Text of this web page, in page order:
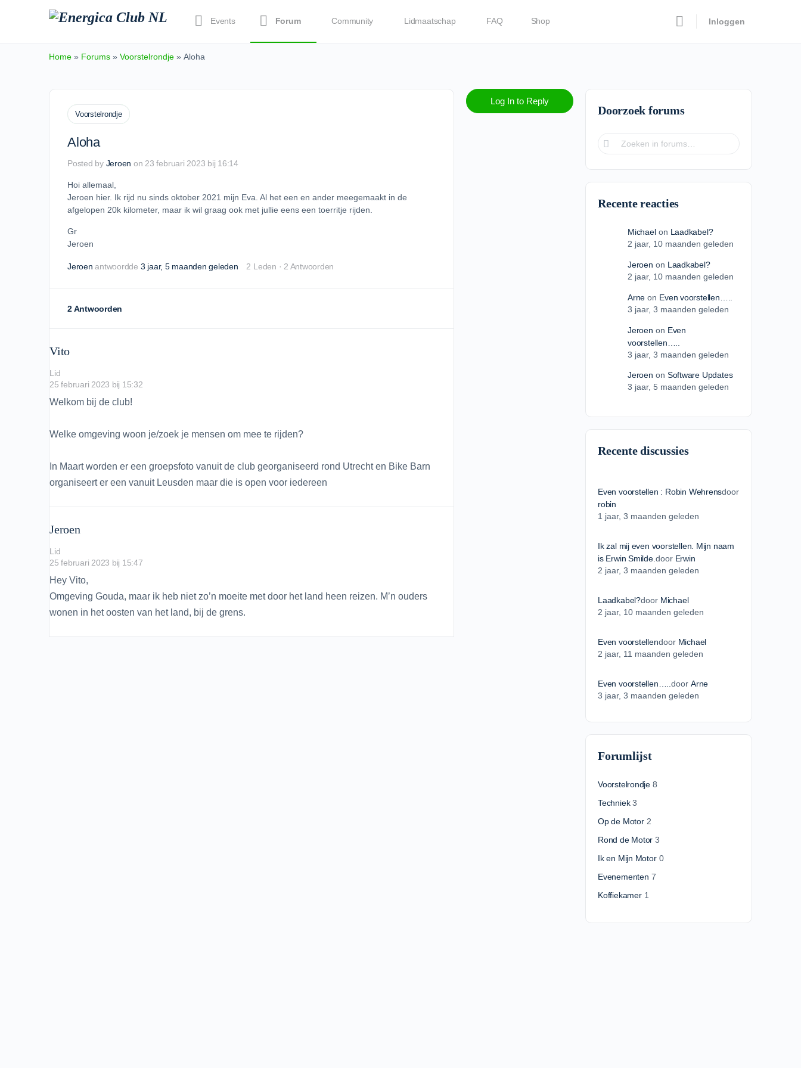
Events Forum Community Lidmaatschap FAQ Shop Inloggen
Home » Forums » Voorstelrondje » Aloha
Voorstelrondje
Aloha
Posted by Jeroen on 23 februari 2023 bij 16:14
Hoi allemaal,
Jeroen hier. Ik rijd nu sinds oktober 2021 mijn Eva. Al het een en ander meegemaakt in de
afgelopen 20k kilometer, maar ik wil graag ook met jullie eens een toerritje rijden.
Gr
Jeroen
Jeroen antwoordde 3 jaar​, 5 maanden geleden 2 Leden · 2 Antwoorden
2 Antwoorden
Vito
Lid
25 februari 2023 bij 15:32
Welkom bij de club!
Welke omgeving woon je/zoek je mensen om mee te rijden?
In Maart worden er een groepsfoto vanuit de club georganiseerd rond Utrecht en Bike Barn
organiseert er een vanuit Leusden maar die is open voor iedereen
Jeroen
Lid
25 februari 2023 bij 15:47
Hey Vito,
Omgeving Gouda, maar ik heb niet zo’n moeite met door het land heen reizen. M’n ouders
wonen in het oosten van het land, bij de grens.
Log In to Reply
Doorzoek forums
Recente reacties
Michaelon Laadkabel?
2 jaar​, 10 maanden geleden
Jeroen on Laadkabel?
2 jaar​, 10 maanden geleden
Arne on Even voorstellen…..
3 jaar​, 3 maanden geleden
Jeroen on Even
voorstellen…..
3 jaar​, 3 maanden geleden
Jeroen on Software Updates
3 jaar​, 5 maanden geleden
Recente discussies
Even voorstellen : Robin Wehrensdoor
robin
1 jaar​, 3 maanden geleden
Ik zal mij even voorstellen. Mijn naam
is Erwin Smilde. door Erwin
2 jaar​, 3 maanden geleden
Laadkabel?door Michael
2 jaar​, 10 maanden geleden
Even voorstellendoor Michael
2 jaar​, 11 maanden geleden
Even voorstellen…..doorArne
3 jaar​, 3 maanden geleden
Forumlijst
Voorstelrondje 8
Techniek 3
Op de Motor 2
Rond de Motor 3
Ik en Mijn Motor 0
Evenementen 7
Koffiekamer 1